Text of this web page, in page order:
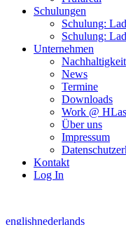
Schulungen
Schulung:
Schulung:
Unternehmen
Nachhaltigkeit
News
Termine
Downloads
Work @
Über uns
Impressum
Kontakt
Log In
englishnederlands